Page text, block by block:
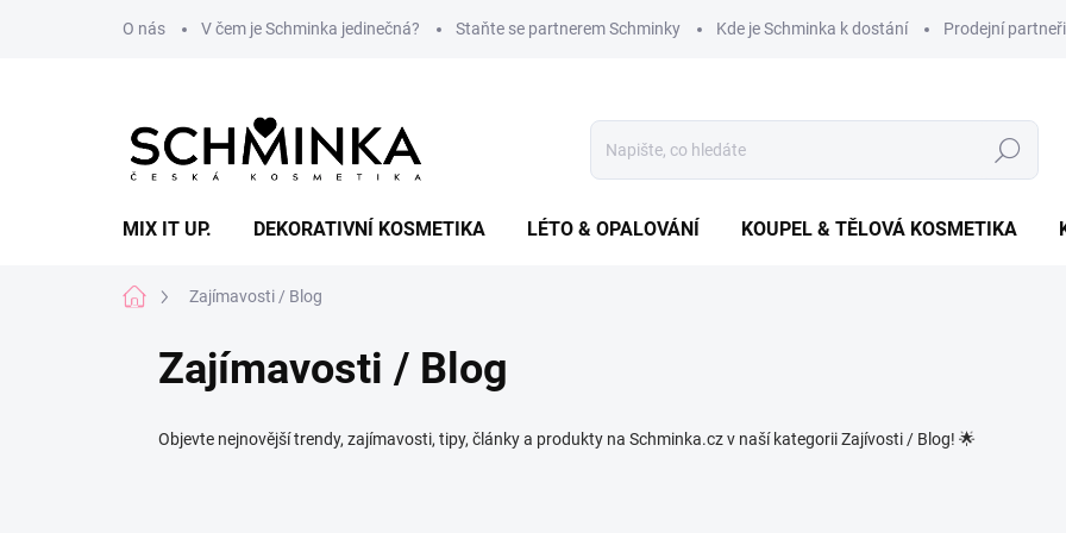
O nás V čem je Schminka jedinečná? Staňte se partnerem Schminky Kde je Schminka k dostání Prodejní partneři
Hledat
MIX IT UP. DEKORATIVNÍ KOSMETIKA LÉTO & OPALOVÁNÍ KOUPEL & TĚLOVÁ KOSMETIKA
Domů Zajímavosti / Blog
Zajímavosti / Blog
Objevte nejnovější trendy, zajímavosti, tipy, články a produkty na Schminka.cz v naší kategorii Zajívosti / Blog! 🌟